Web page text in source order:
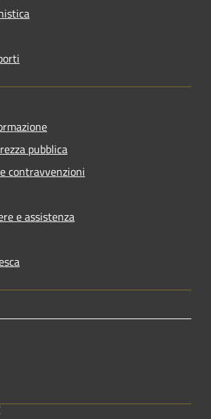
pubblica
contravvenzioni
e assistenza